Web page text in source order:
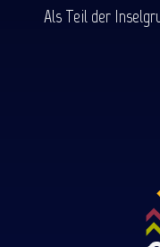
Als Teil der